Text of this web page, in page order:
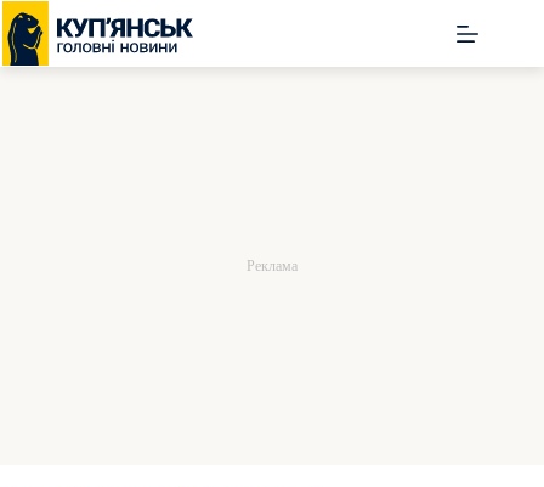
Перейти
до
вмісту